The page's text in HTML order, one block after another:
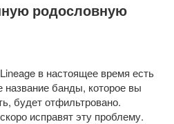
родословную
в настоящее время есть
банды, которое вы
будет отфильтровано.
исправят эту проблему.